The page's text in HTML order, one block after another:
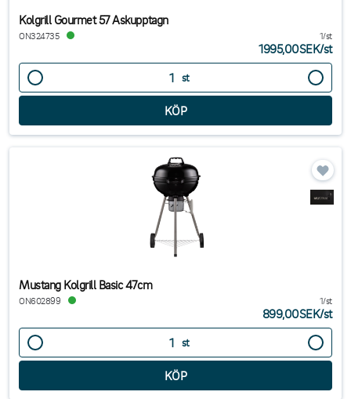
Kolgrill Gourmet 57 Askupptagn
ON324735 1/st
1995,00SEK/st
st
Mustang Kolgrill Basic 47cm
ON602899 1/st
899,00SEK/st
st